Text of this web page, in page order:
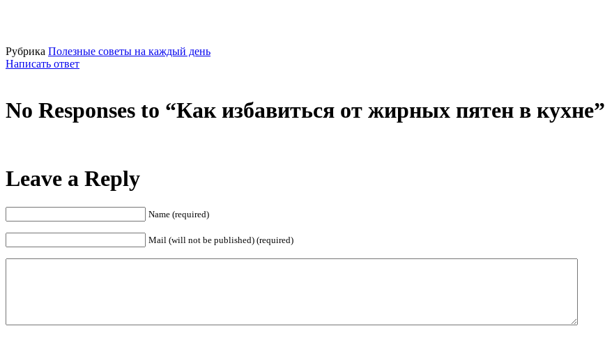
Рубрика Полезные советы на каждый день
Написать ответ
No Responses to “Как избавиться от жирных пятен в кухне”
Leave a Reply
Name (required)
Mail (will not be published) (required)